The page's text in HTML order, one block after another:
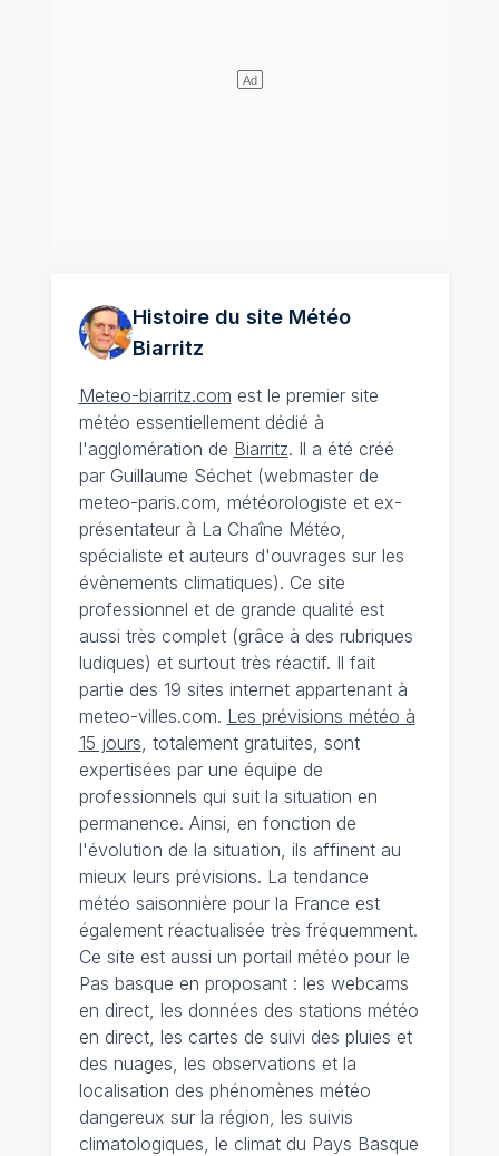
Histoire du site Météo
Biarritz
Meteo-biarritz.com est le premier site
météo essentiellement dédié à
l'agglomération de Biarritz. Il a été créé
par Guillaume Séchet (webmaster de
meteo-paris.com, météorologiste et ex-
présentateur à La Chaîne Météo,
spécialiste et auteurs d'ouvrages sur les
évènements climatiques). Ce site
professionnel et de grande qualité est
aussi très complet (grâce à des rubriques
ludiques) et surtout très réactif. Il fait
partie des 19 sites internet appartenant à
meteo-villes.com. Les prévisions météo à
15 jours , totalement gratuites, sont
expertisées par une équipe de
professionnels qui suit la situation en
permanence. Ainsi, en fonction de
l'évolution de la situation, ils affinent au
mieux leurs prévisions. La tendance
météo saisonnière pour la France est
également réactualisée très fréquemment.
Ce site est aussi un portail météo pour le
Pas basque en proposant : les webcams
en direct, les données des stations météo
en direct, les cartes de suivi des pluies et
des nuages, les observations et la
localisation des phénomènes météo
dangereux sur la région, les suivis
climatologiques, le climat du Pays Basque